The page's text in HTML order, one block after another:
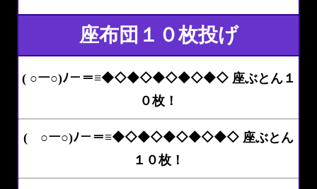
座布団１０枚投げ
( ○ー○)ﾉ－＝≡◆◇◆◇◆◇◆◇◆◇ 座ぶとん１
０枚！
( ○ー○)ﾉ－＝≡◆◇◆◇◆◇◆◇◆◇ 座ぶとん
１０枚！